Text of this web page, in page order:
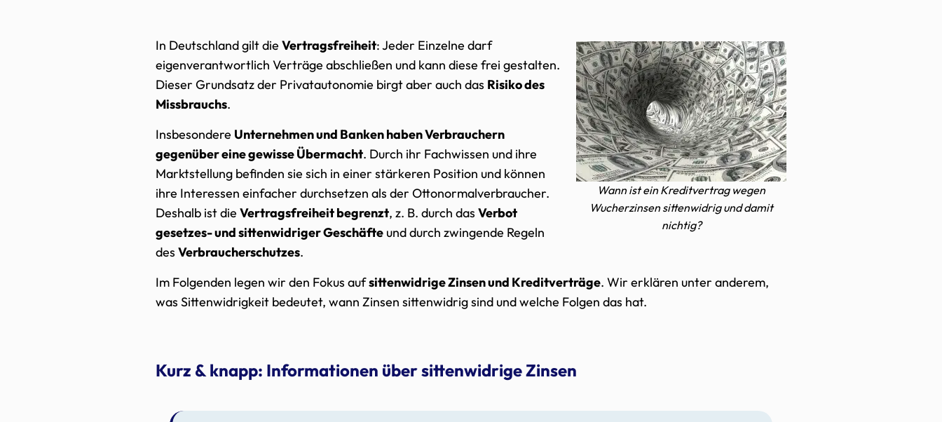
Wann ist ein Kreditvertrag wegen
Wucherzinsen sittenwidrig und damit
nichtig?
In Deutschland gilt die Vertragsfreiheit: Jeder Einzelne darf
eigenverantwortlich Verträge abschließen und kann diese frei gestalten.
Dieser Grundsatz der Privatautonomie birgt aber auch das Risiko des
Missbrauchs.
Insbesondere Unternehmen und Banken haben Verbrauchern
gegenüber eine gewisse Übermacht. Durch ihr Fachwissen und ihre
Marktstellung befinden sie sich in einer stärkeren Position und können
ihre Interessen einfacher durchsetzen als der Ottonormalverbraucher.
Deshalb ist die Vertragsfreiheit begrenzt, z. B. durch das Verbot
gesetzes- und sittenwidriger Geschäfte und durch zwingende Regeln
des Verbraucherschutzes.
Im Folgenden legen wir den Fokus aufsittenwidrige Zinsen und Kreditverträge. Wir erklären unter anderem,
was Sittenwidrigkeit bedeutet, wann Zinsen sittenwidrig sind und welche Folgen das hat.
Kurz & knapp: Informationen über sittenwidrige Zinsen